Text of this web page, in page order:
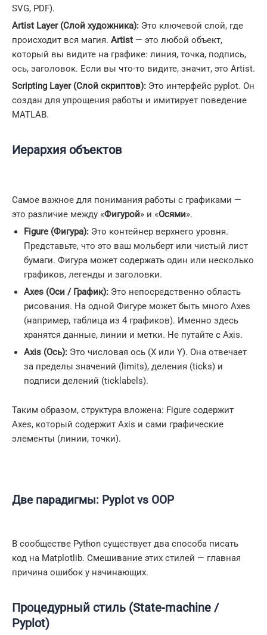
SVG, PDF).
Artist Layer (Слой художника): Это ключевой слой, где
происходит вся магия. Artist — это любой объект,
который вы видите на графике: линия, точка, подпись,
ось, заголовок. Если вы что-то видите, значит, это Artist.
Scripting Layer (Слой скриптов): Это интерфейс pyplot. Он
создан для упрощения работы и имитирует поведение
MATLAB.
Иерархия объектов
Самое важное для понимания работы с графиками —
это различие между «Фигурой» и «Осями».
Figure (Фигура): Это контейнер верхнего уровня.
Представьте, что это ваш мольберт или чистый лист
бумаги. Фигура может содержать один или несколько
графиков, легенды и заголовки.
Axes (Оси / График): Это непосредственно область
рисования. На одной Фигуре может быть много Axes
(например, таблица из 4 графиков). Именно здесь
хранятся данные, линии и метки. Не путайте с Axis.
Axis (Ось): Это числовая ось (X или Y). Она отвечает
за пределы значений (limits), деления (ticks) и
подписи делений (ticklabels).
Таким образом, структура вложена: Figure содержит
Axes, который содержит Axis и сами графические
элементы (линии, точки).
Две парадигмы: Pyplot vs OOP
В сообществе Python существует два способа писать
код на Matplotlib. Смешивание этих стилей — главная
причина ошибок у начинающих.
Процедурный стиль (State-machine /
Pyplot)